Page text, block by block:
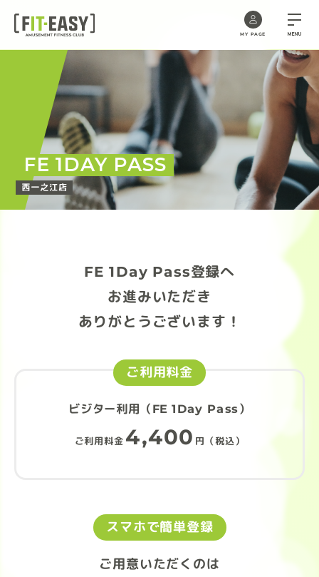
content
MY PAGE MENU
FE 1DAY PASS
西一之江店
FE 1Day Pass登録へ
お進みいただき
ありがとうございます！
ご利用料金
ビジター利用（FE 1Day Pass）
ご利用料金 4,400 円（税込）
スマホで簡単登録
ご用意いただくのは